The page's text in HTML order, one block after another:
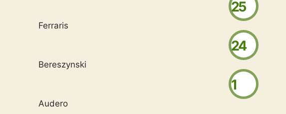
25
Ferraris
24
Bereszynski
1
Audero